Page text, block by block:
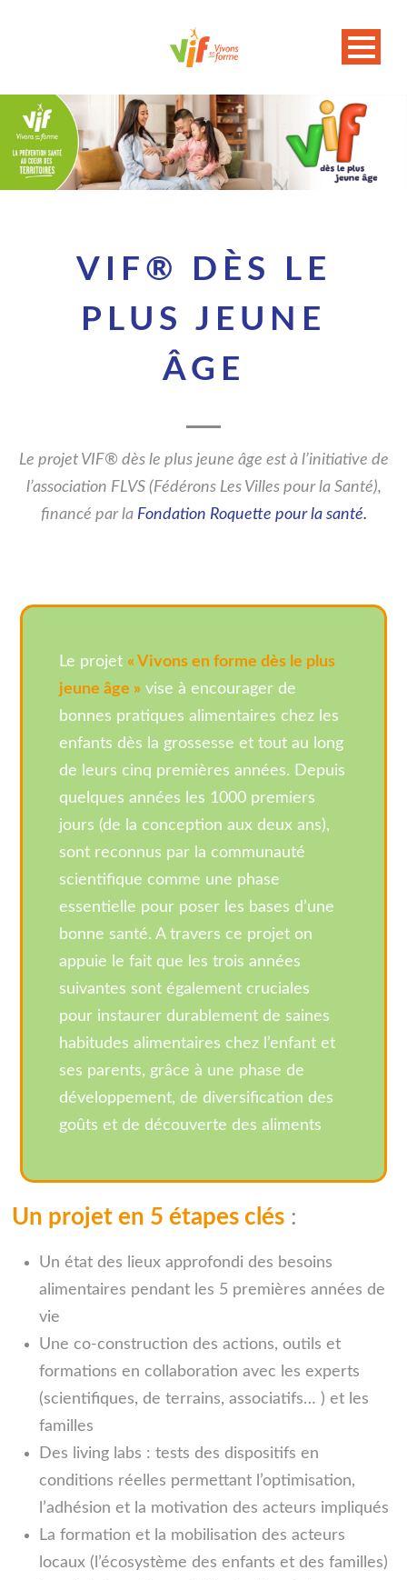
VIF® DÈS LE
PLUS JEUNE
ÂGE
Le projet VIF® dès le plus jeune âge est à l’initiative de
l’association FLVS (Fédérons Les Villes pour la Santé),
financé par la Fondation Roquette pour la santé.
Le projet « Vivons en forme dès le plus
jeune âge » vise à encourager de
bonnes pratiques alimentaires chez les
enfants dès la grossesse et tout au long
de leurs cinq premières années. Depuis
quelques années les 1000 premiers
jours (de la conception aux deux ans),
sont reconnus par la communauté
scientifique comme une phase
essentielle pour poser les bases d’une
bonne santé. A travers ce projet on
appuie le fait que les trois années
suivantes sont également cruciales
pour instaurer durablement de saines
habitudes alimentaires chez l’enfant et
ses parents, grâce à une phase de
développement, de diversification des
goûts et de découverte des aliments
Un projet en 5 étapes clés :
Un état des lieux approfondi des besoins
alimentaires pendant les 5 premières années de
vie
Une co-construction des actions, outils et
formations en collaboration avec les experts
(scientifiques, de terrains, associatifs… ) et les
familles
Des living labs : tests des dispositifs en
conditions réelles permettant l’optimisation,
l’adhésion et la motivation des acteurs impliqués
La formation et la mobilisation des acteurs
locaux (l’écosystème des enfants et des familles)